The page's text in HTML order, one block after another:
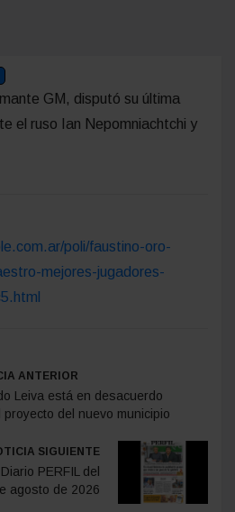
GM, disputó su última
el ruso Ian Nepomniachtchi y
poli/faustino-oro-
mejores-jugadores-
ANTERIOR
Leiva está en desacuerdo
proyecto del nuevo municipio
SIGUIENTE
PERFIL del
agosto de 2026